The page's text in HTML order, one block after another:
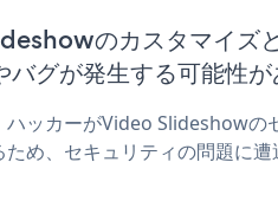
のカスタマイズ
グが発生する可能性が
ッカーがVideo Slideshowの
め、セキュリティの問題に遭